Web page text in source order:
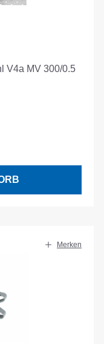
V4a MV 300/0.5
Merken